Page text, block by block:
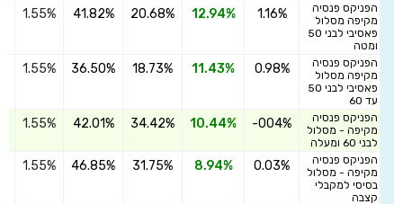
הפניקס פנסיה
מקיפה מסלול
פאסיבי לבני 50
ומטה
1.16%
12.94%
20.68%
41.82%
1.55%
הפניקס פנסיה
מקיפה מסלול
פאסיבי לבני 50
עד 60
0.98%
11.43%
18.73%
36.50%
1.55%
הפניקס פנסיה
מקיפה - מסלול
לבני 60 ומעלה
-004%
10.44%
34.42%
42.01%
1.55%
הפניקס פנסיה
מקיפה - מסלול
בסיסי למקבלי
קצבה
0.03%
8.94%
31.75%
46.85%
1.55%